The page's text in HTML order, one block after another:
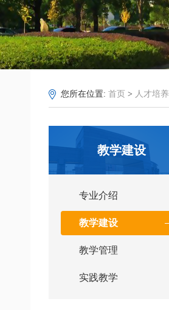
您所在位置: 首页 > 人才培养
教学建设
专业介绍
教学建设
教学管理
实践教学